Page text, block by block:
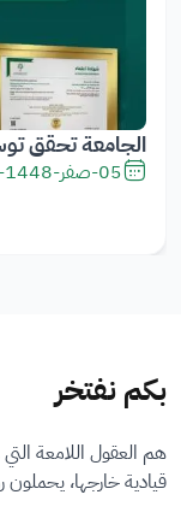
الجامعة تحقق
05-صفر-1448 -
بكم نفتخر
هم العقول اللامعة
قيادية خارجها، يحملون